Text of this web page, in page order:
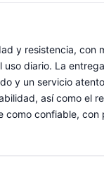
y resistencia, con
uso diario. La
y un servicio
así como el
como confiable,